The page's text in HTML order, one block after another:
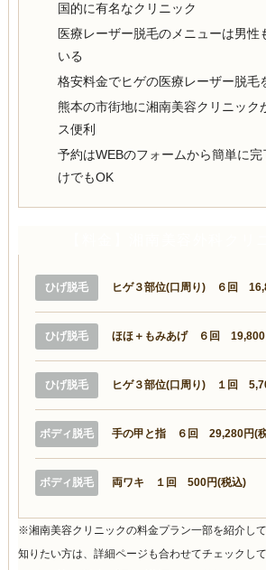
国的に有名なクリニック
医療レーザー脱毛のメニューは男性
いる
格安料金でヒゲの医療レーザー脱毛
熊本の市街地に湘南美容クリニック
ス便利
予約はWEBのフォームから簡単に
けでもOK
ひげ脱毛 ヒゲ３部位(口周り) ６回
ひげ脱毛 ほほ＋もみあげ ６回 19,800
ひげ脱毛 ヒゲ３部位(口周り) １回
ボディ脱毛 手の甲と指 ６回 29,280円(
ボディ脱毛 両ワキ １回 500円(税込)
※湘南美容クリニックの料金プラン一部を紹介し
知りたい方は、詳細ページも合わせてチェックして